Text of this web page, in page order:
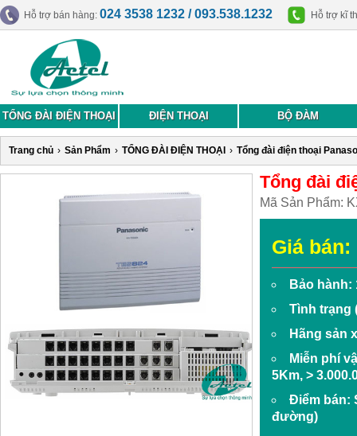
Hỗ trợ bán hàng: 024 3538 1232 / 093.538.1232 Hỗ trợ kĩ
TỔNG ĐÀI ĐIỆN THOẠI ĐIỆN THOẠI BỘ ĐÀM
Trang chủ › Sản Phẩm › TỔNG ĐÀI ĐIỆN THOẠI › Tổng đài điện thoại
Tổng đài
Mã Sản Phẩm:
Giá bán:
Bảo hành:
Tình trạng
Hãng sản
Miễn phí
5Km, >
Điểm bán:
đường)